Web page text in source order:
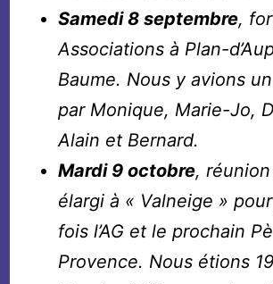
Samedi 8 septembre,
Associations à Plan-
Baume. Nous y avions
par Monique, Marie-Jo,
Alain et Bernard.
Mardi 9 octobre,
élargi à « Valneige »
fois l’AG et le prochain
Provence. Nous étions